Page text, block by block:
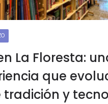
La Floresta:
que
tradición y